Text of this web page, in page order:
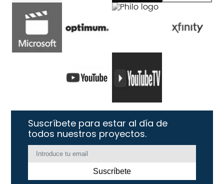
Suscríbete para estar al día de
todos nuestros proyectos.
Suscríbete